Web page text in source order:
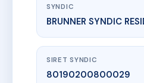
SYNDIC
BRUNNER SYNDIC
SIRET SYNDIC
80190200800029